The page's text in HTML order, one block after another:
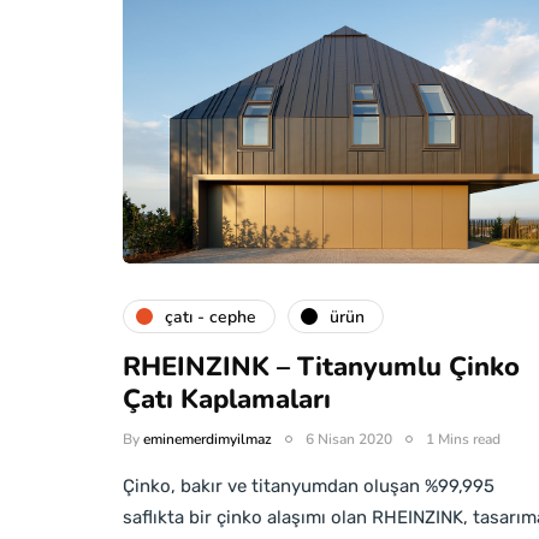
çatı - cephe ürün
RHEINZINK – Titanyumlu Çinko
Çatı Kaplamaları
Byeminemerdimyilmaz 6 Nisan 2020 1 Mins read
Çinko, bakır ve titanyumdan oluşan %99,995
saflıkta bir çinko alaşımı olan RHEINZINK,